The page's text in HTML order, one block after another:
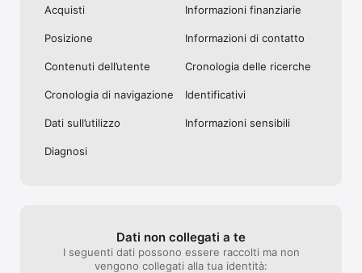
Acquisti
Informazioni finanziarie
Posizione Informazioni di contatto
Contenuti dell’utente Cronologia delle ricerche
Cronologia di navigazione Identificativi
Dati sull’utilizzo Informazioni sensibili
Diagnosi
Dati non collegati a te
I seguenti dati possono essere raccolti ma non
vengono collegati alla tua identità: